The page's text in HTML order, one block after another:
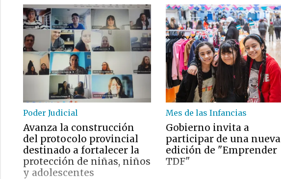
Poder Judicial
Avanza la construcción
del protocolo provincial
destinado a fortalecer la
protección de niñas, niños
y adolescentes
Mes de las Infancias
Gobierno invita a
participar de una nueva
edición de "Emprender
TDF"